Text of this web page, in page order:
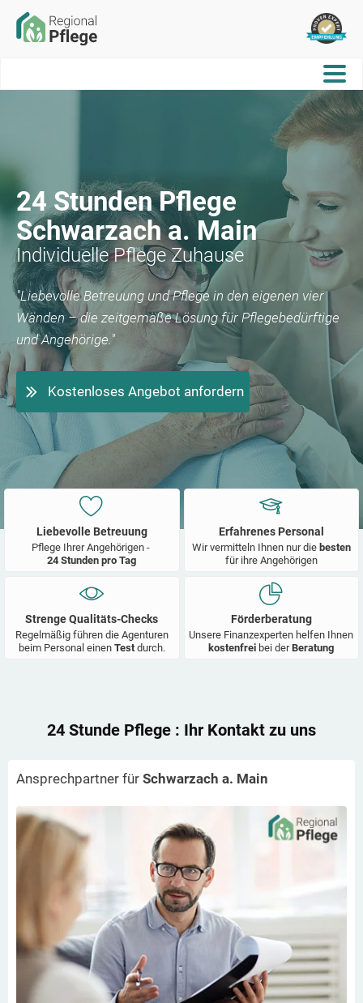
24 Stunden Pflege
Schwarzach a. Main
Individuelle Pflege Zuhause
"Liebevolle Betreuung und Pflege in den eigenen vier
Wänden – die zeitgemäße Lösung für Pflegebedürftige
und Angehörige."
Kostenloses Angebot anfordern
Liebevolle Betreuung
Pflege Ihrer Angehörigen -
24 Stunden pro Tag
Erfahrenes Personal
Wir vermitteln Ihnen nur die besten
für ihre Angehörigen
Strenge Qualitäts-Checks
Regelmäßig führen die Agenturen
beim Personal einen Test durch.
Förderberatung
Unsere Finanzexperten helfen Ihnen
kostenfrei bei derBeratung
24 Stunde Pflege : Ihr Kontakt zu uns
Ansprechpartner für Schwarzach a. Main